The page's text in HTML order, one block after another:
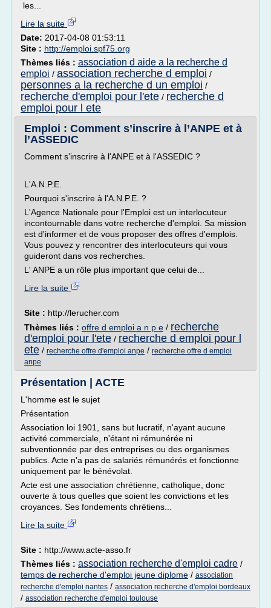
les...
Lire la suite
Date: 2017-04-08 01:53:11
Site : http://emploi.spf75.org
Thèmes liés : association d aide a la recherche d
emploi / association recherche d emploi /
personnes a la recherche d un emploi /
recherche d'emploi pour l'ete / recherche d
emploi pour l ete
Emploi : Comment s’inscrire à l’ANPE et à
l’ASSEDIC
Comment s'inscrire à l'ANPE et à l'ASSEDIC ?
L'A.N.P.E.
Pourquoi s'inscrire à l'A.N.P.E. ?
L'Agence Nationale pour l'Emploi est un interlocuteur
incontournable dans votre recherche d'emploi. Sa mission
est d'informer et de vous proposer des offres d'emplois.
Vous pouvez y rencontrer des interlocuteurs qui vous
guideront dans vos recherches.
L' ANPE a un rôle plus important que celui de...
Lire la suite
Site : http://lerucher.com
Thèmes liés : offre d emploi a n p e / recherche
d'emploi pour l'ete / recherche d emploi pour l
ete / recherche offre d'emploi anpe / recherche offre d emploi
anpe
Présentation | ACTE
L'homme est le sujet
Présentation
Association loi 1901, sans but lucratif, n'ayant aucune
activité commerciale, n'étant ni rémunérée ni
subventionnée par des entreprises ou des organismes
publics. Acte n'a pas de salariés rémunérés et fonctionne
uniquement par le bénévolat.
Acte est une association chrétienne, catholique, donc
ouverte à tous quelles que soient les convictions et les
croyances. Ses fondements chrétiens...
Lire la suite
Site : http://www.acte-asso.fr
Thèmes liés : association recherche d'emploi cadre /
temps de recherche d'emploi jeune diplome / association
recherche d'emploi nantes / association recherche d'emploi bordeaux
/ association recherche d'emploi toulouse